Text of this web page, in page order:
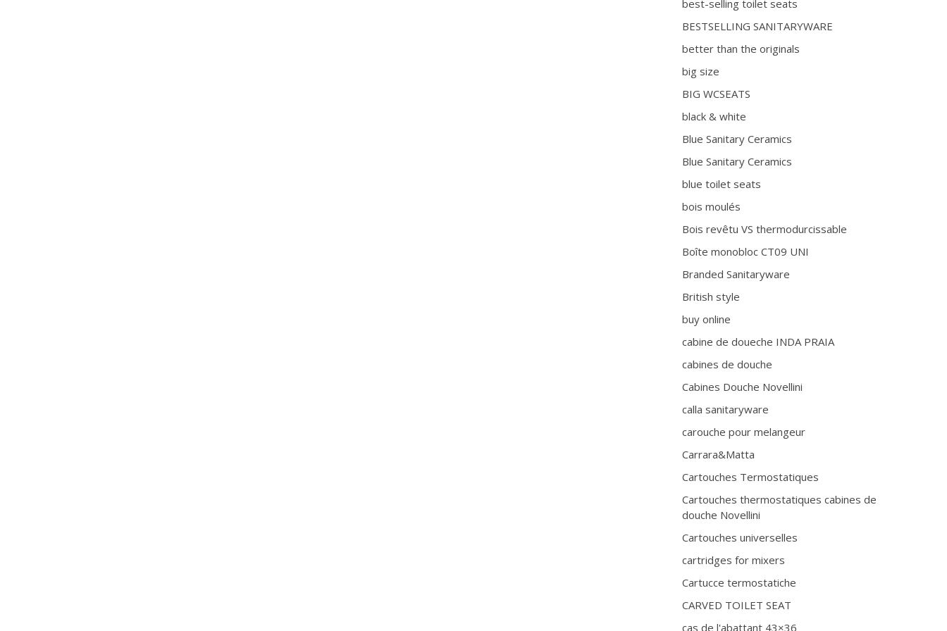
best-selling toilet seats
BESTSELLING SANITARYWARE
better than the originals
big size
BIG WCSEATS
black & white
Blue Sanitary Ceramics
Blue Sanitary Ceramics
blue toilet seats
bois moulés
Bois revêtu VS thermodurcissable
Boîte monobloc CT09 UNI
Branded Sanitaryware
British style
buy online
cabine de doueche INDA PRAIA
cabines de douche
Cabines Douche Novellini
calla sanitaryware
carouche pour melangeur
Carrara&Matta
Cartouches Termostatiques
Cartouches thermostatiques cabines de
douche Novellini
Cartouches universelles
cartridges for mixers
Cartucce termostatiche
CARVED TOILET SEAT
cas de l'abattant 43×36